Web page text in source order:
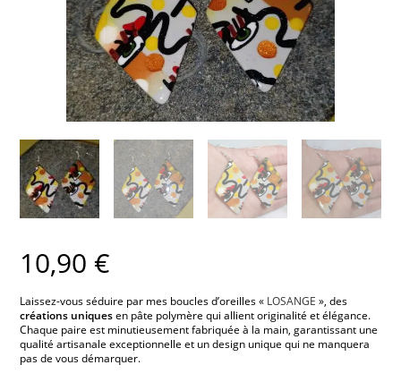
10,90 €
Laissez-vous séduire par mes boucles d’oreilles « LOSANGE », des
créations uniquesen pâte polymère qui allient originalité et élégance.
Chaque paire est minutieusement fabriquée à la main, garantissant une
qualité artisanale exceptionnelle et un design unique qui ne manquera
pas de vous démarquer.